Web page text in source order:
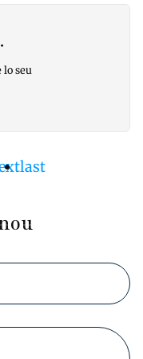
lo seu
Última
last